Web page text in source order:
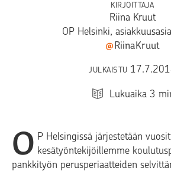
KIRJOITTAJA
Riina Kruut
OP Helsinki,
@RiinaKruut
JULKAISTU
Lukuaika 3
O P Helsingissä järjestetään
kesätyöntekijöillemme
pankkityön perusperiaatteiden